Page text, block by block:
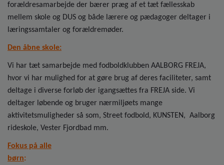
forældresamarbejde der bærer præg af et tæt fællesskab
mellem skole og DUS og både lærere og pædagoger deltager i
læringssamtaler og forældremøder.
Den åbne skole:
Vi har tæt samarbejde med fodboldklubben AALBORG FREJA,
hvor vi har mulighed for at gøre brug af deres faciliteter, samt
deltage i diverse forløb der igangsættes fra FREJA side. Vi
deltager løbende og bruger nærmiljøets mange
aktivitetsmuligheder så som, Street fodbold, KUNSTEN, Aalborg
rideskole, Vester Fjordbad mm.
Fokus på alle
børn: